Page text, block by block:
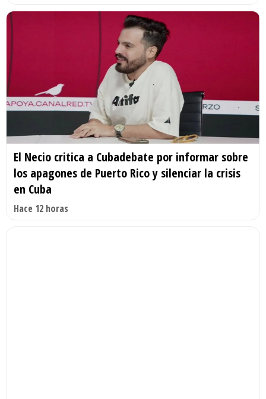
El Necio critica a Cubadebate por informar sobre
los apagones de Puerto Rico y silenciar la crisis
en Cuba
Hace 12 horas